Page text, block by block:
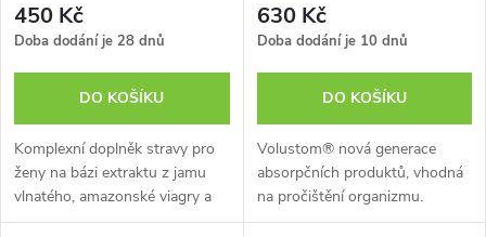
450 Kč
Doba dodání je 28 dnů
DO KOŠÍKU
Komplexní doplněk stravy pro
ženy na bázi extraktu z jamu
vlnatého, amazonské viagry a
yohimbe a dále pak revestratolu
630 Kč
Doba dodání je 10 dnů
DO KOŠÍKU
Volustom® nová generace
absorpčních produktů, vhodná
na pročištění organizmu.
Doporučeno : při porušení